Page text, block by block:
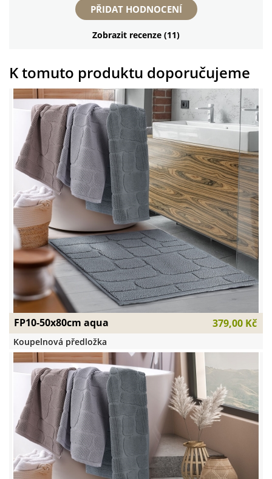
PŘIDAT HODNOCENÍ
Zobrazit recenze (11)
FP10-50x80cm aqua 379,00 Kč
Koupelnová předložka
K tomuto produktu doporučujeme